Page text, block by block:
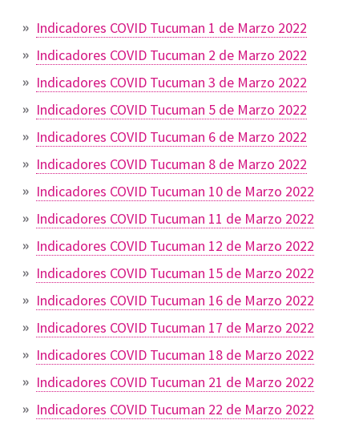
Indicadores COVID Tucuman 1 de Marzo 2022
Indicadores COVID Tucuman 2 de Marzo 2022
Indicadores COVID Tucuman 3 de Marzo 2022
Indicadores COVID Tucuman 5 de Marzo 2022
Indicadores COVID Tucuman 6 de Marzo 2022
Indicadores COVID Tucuman 8 de Marzo 2022
Indicadores COVID Tucuman 10 de Marzo 2022
Indicadores COVID Tucuman 11 de Marzo 2022
Indicadores COVID Tucuman 12 de Marzo 2022
Indicadores COVID Tucuman 15 de Marzo 2022
Indicadores COVID Tucuman 16 de Marzo 2022
Indicadores COVID Tucuman 17 de Marzo 2022
Indicadores COVID Tucuman 18 de Marzo 2022
Indicadores COVID Tucuman 21 de Marzo 2022
Indicadores COVID Tucuman 22 de Marzo 2022